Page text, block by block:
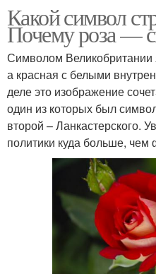
Какой символ
Почему роза —
Символом Великобритании
а красная с белыми
деле это изображение
один из которых был
второй – Ланкастерского.
политики куда больше, чем